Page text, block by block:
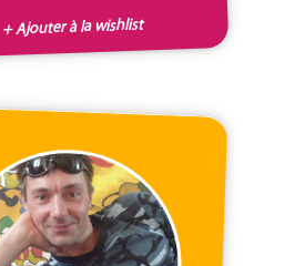
+ Ajouter à la wishlist